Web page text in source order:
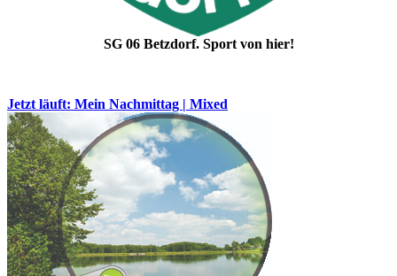
SG 06 Betzdorf. Sport von hier!
Jetzt läuft: Mein Nachmittag | Mixed